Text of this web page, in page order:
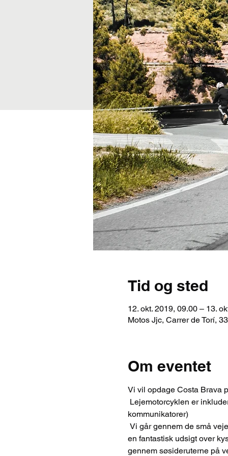
Tid og sted
12. okt. 2019, 09.00 – 13.
Motos Jjc, Carrer de Torí,
Om eventet
Vi vil opdage Costa Brava
kommunikatorer)
en fantastisk udsigt over
gennem søsideruterne på